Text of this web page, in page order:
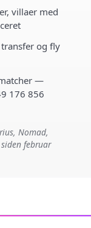
villaer med
og fly
—
176 856
Nomad,
februar